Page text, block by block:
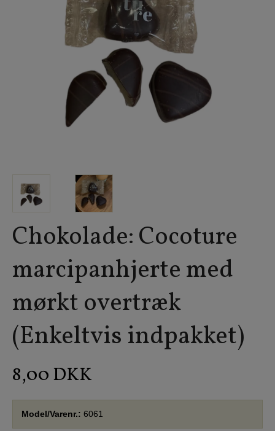
Chokolade: Cocoture
marcipanhjerte med
mørkt overtræk
(Enkeltvis indpakket)
8,00 DKK
Model/Varenr.: 6061